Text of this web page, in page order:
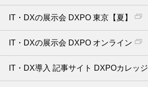
IT・DXの展示会 DXPO 東京【夏】
IT・DXの展示会 DXPO オンライン
IT・DX導入 記事サイト DXPOカレッジ